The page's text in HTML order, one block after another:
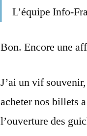
L’équipe Info-
Bon. Encore une
J’ai un vif
acheter nos billets
l’ouverture des